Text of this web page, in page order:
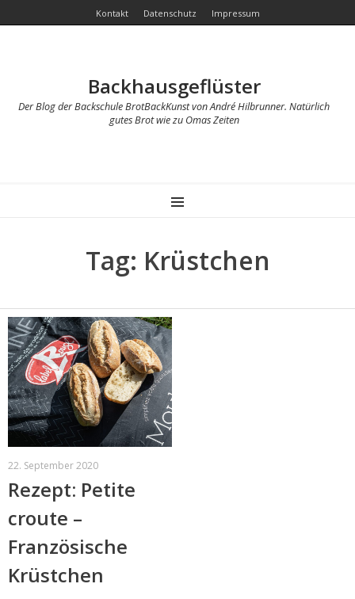
Kontakt Datenschutz Impressum
Backhausgeflüster
Der Blog der Backschule BrotBackKunst von André Hilbrunner. Natürlich
gutes Brot wie zu Omas Zeiten
MENU
Tag: Krüstchen
22. September 2020
Rezept: Petite
croute –
Französische
Krüstchen